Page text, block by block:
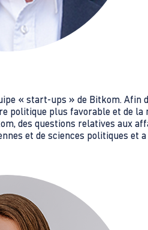
« start-ups » de Bitkom.
politique plus favorable et de
des questions relatives aux
et de sciences politiques